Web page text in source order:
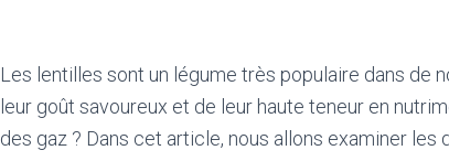
Les lentilles sont un légume très populaire dans de
leur goût savoureux et de leur haute teneur en
des gaz ? Dans cet article, nous allons examiner